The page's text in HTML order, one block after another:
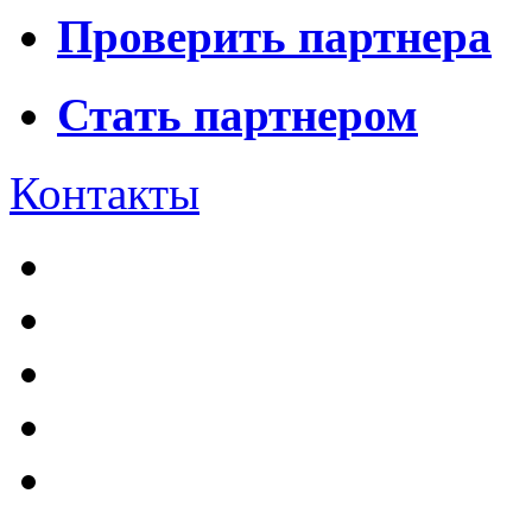
Проверить партнера
Стать партнером
Контакты